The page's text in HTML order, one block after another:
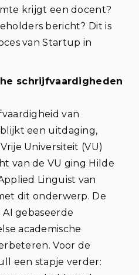
krijgt een docent?
bericht? Dit is
van Startup in
schrijfvaardigheden
van
een uitdaging,
Universiteit (VU)
van de VU ging Hilde
Linguist van
dit onderwerp. De
gebaseerde
academische
Voor de
een stapje verder: